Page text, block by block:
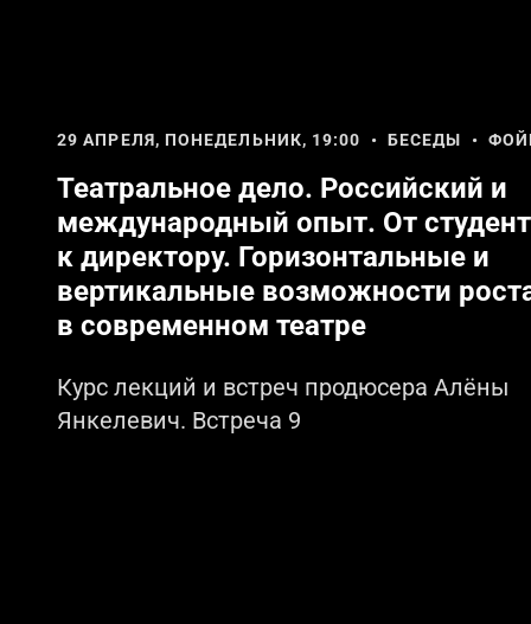
29 АПРЕЛЯ, ПОНЕДЕЛЬНИК, 19:00 • БЕСЕДЫ •
Театральное дело. Российский и
международный опыт. От
к директору. Горизонтальные и
вертикальные возможности
в современном театре
Курс лекций и встреч продюсера Алёны
Янкелевич. Встреча 9